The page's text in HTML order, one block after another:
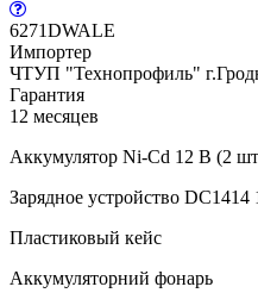
6271DWALE
Импортер
ЧТУП "Технопрофиль"
Гарантия
12 месяцев
Аккумулятор Ni-Cd 12 В (2
Зарядное устройство DC1414
Пластиковый кейс
Аккумуляторний фонарь